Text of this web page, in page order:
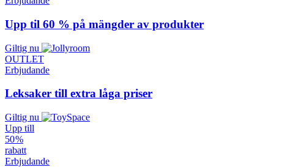
Upp til 60 % på mängder av produkter
Giltig nu
OUTLET
Erbjudande
Leksaker till extra låga priser
Giltig nu
Upp till
50 %
rabatt
Erbjudande